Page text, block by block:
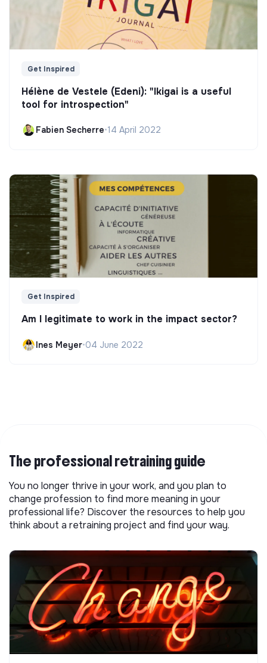
Get Inspired
Hélène de Vestele (Edeni): "Ikigai is a useful
tool for introspection"
Fabien Secherre•14 April 2022
Get Inspired
Am I legitimate to work in the impact sector?
Ines Meyer•04 June 2022
The professional retraining guide
You no longer thrive in your work, and you plan to
change profession to find more meaning in your
professional life? Discover the resources to help you
think about a retraining project and find your way.